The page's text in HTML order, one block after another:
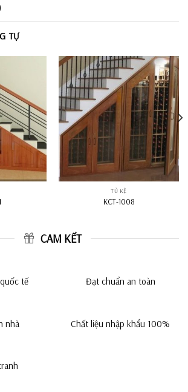
TỰ
TỦ KỆ
KCT-1008
CAM KẾT
tế Đạt chuẩn an toàn
nhà Chất liệu nhập khẩu 100%